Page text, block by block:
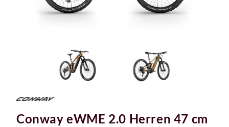
Conway eWME 2.0 Herren 47 cm